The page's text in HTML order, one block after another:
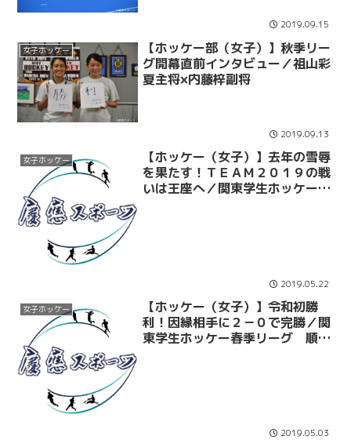
2019.09.15
女子ホッケー
【ホッケー部（女子）】秋季リー
グ開幕直前インタビュー／祖山彩
夏主将×内藤梓副将
2019.09.13
女子ホッケー
【ホッケー（女子）】去年の雪辱
を果たす！ＴＥＡＭ２０１９の戦
いは王座へ／関東学生ホッケー春
2019.05.22
女子ホッケー
【ホッケー（女子）】令和初勝
利！因縁相手に２－０で完勝／関
東学生ホッケー春季リーグ 順位
2019.05.03